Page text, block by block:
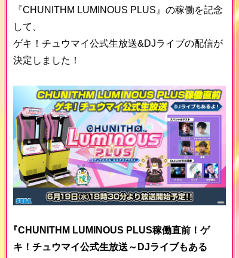
『CHUNITHM LUMINOUS PLUS』の稼働を記念
して、
ゲキ！チュウマイ公式生放送&DJライブの配信が
決定しました！
『CHUNITHM LUMINOUS PLUS稼働直前！ゲ
キ！チュウマイ公式生放送～DJライブもある